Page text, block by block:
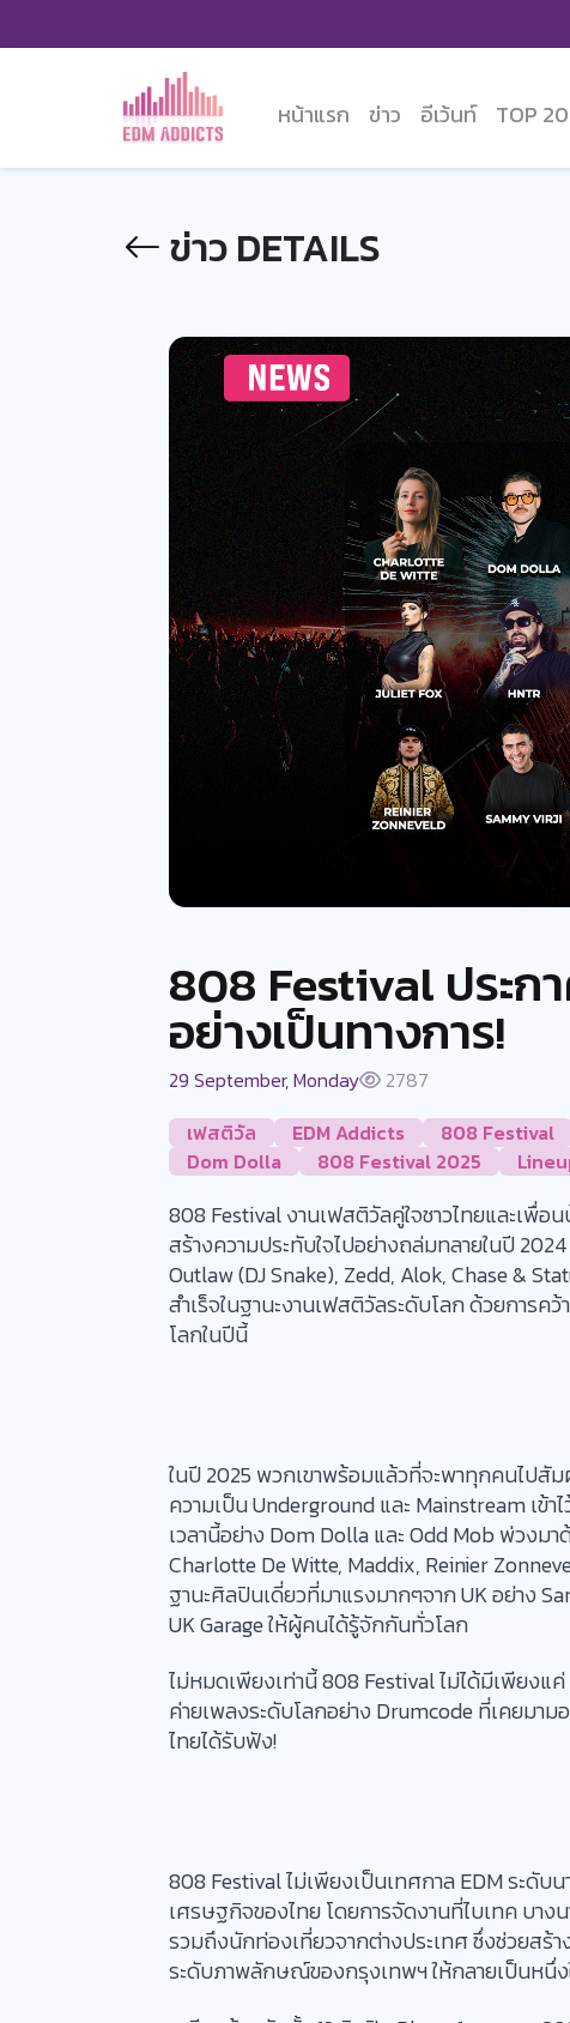
หน้าแรก ข่าว อีเว้นท์ TOP 20
ข่าว DETAILS
808 Festival ประก
อย่างเป็นทางการ!
29 September, Monday
2787
เฟสติวัล
EDM Addicts 808 Festival
Dom Dolla
808 Festival 2025
808 Festival งานเฟสติวัลคู่ใจชาวไทยและเพื่
สร้างความประทับใจไปอย่างถล่มทลายในปี
Outlaw (DJ Snake), Zedd, Alok, Chase &
สำเร็จในฐานะงานเฟสติวัลระดับโลก ด้วยการค
โลกในปีนี้
ในปี 2025 พวกเขาพร้อมแล้วที่จะพาทุกคนไป
ความเป็น Underground และ Mainstream เ
เวลานี้อย่าง Dom Dolla และ Odd Mob พ่วงม
Charlotte De Witte, Maddix, Reinier
ฐานะศิลปินเดี่ยวที่มาแรงมากๆจาก UK อย่าง
UK Garage ให้ผู้คนได้รู้จักกันทั่วโลก
ไม่หมดเพียงเท่านี้ 808 Festival ไม่ได้มีเพียงแ
ค่ายเพลงระดับโลกอย่าง Drumcode ที่เคยมา
ไทยได้รับฟัง!
808 Festival ไม่เพียงเป็นเทศกาล EDM ระดั
เศรษฐกิจของไทย โดยการจัดงานที่ไบเทค บา
รวมถึงนักท่องเที่ยวจากต่างประเทศ ซึ่งช่วยสร้
ระดับภาพลักษณ์ของกรุงเทพฯ ให้กลายเป็นหนึ่